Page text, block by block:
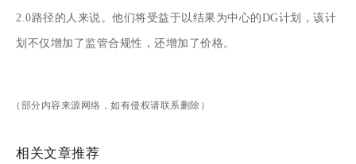
2.0路径的人来说。他们将受益于以结果为中心的DG计划，该计
划不仅增加了监管合规性，还增加了价格。
（部分内容来源网络，如有侵权请联系删除）
相关文章推荐